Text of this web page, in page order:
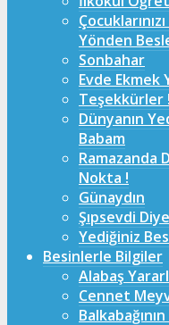
Yönden
Sonbahar
Evde Ekmek
Teşekkürler !
Dünyanın
Babam
Ramazanda
Nokta !
Günaydın
Şıpsevdi
Yediğiniz
Besinlerle Bilgiler
Alabaş
Cennet